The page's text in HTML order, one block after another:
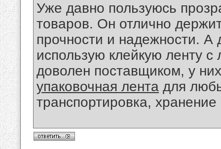
Уже давно пользуюсь
товаров. Он отлично
прочности и надежности. А
использую клейкую ленту
доволен поставщиком, у
упаковочная лента для
транспортировка,